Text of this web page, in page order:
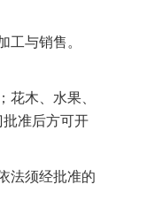
工与销售。
木、水果、
准后方可开
法须经批准的